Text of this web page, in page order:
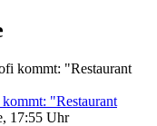
"Restaurant
17:55 Uhr